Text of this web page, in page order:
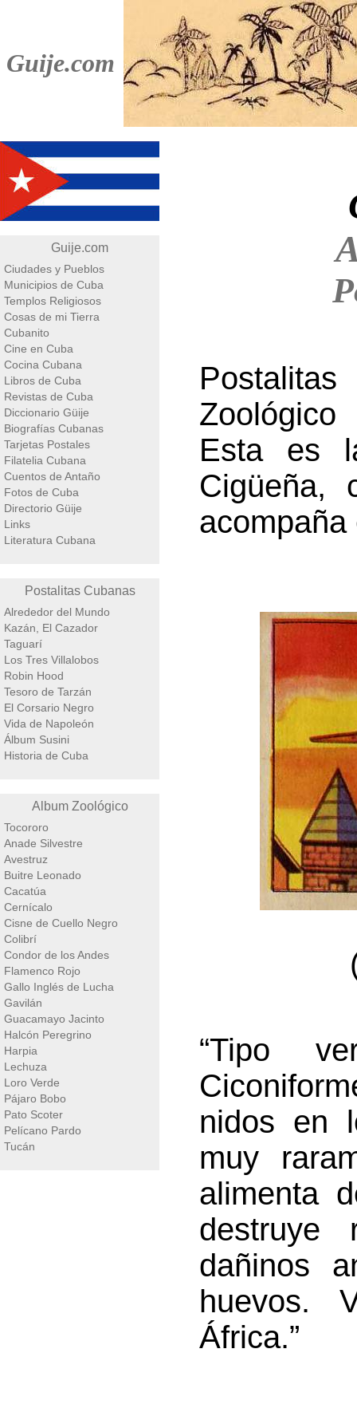
Guije.com
Guije.com
Ciudades y Pueblos
Municipios de Cuba
Templos Religiosos
Cosas de mi Tierra
Cubanito
Cine en Cuba
Cocina Cubana
Libros de Cuba
Revistas de Cuba
Diccionario Güije
Biografías Cubanas
Tarjetas Postales
Filatelia Cubana
Cuentos de Antaño
Fotos de Cuba
Directorio Güije
Links
Literatura Cubana
Postalitas Cubanas
Alrededor del Mundo
Kazán, El Cazador
Taguarí
Los Tres Villalobos
Robin Hood
Tesoro de Tarzán
El Corsario Negro
Vida de Napoleón
Álbum Susini
Historia de Cuba
Album Zoológico
Tocororo
Anade Silvestre
Avestruz
Buitre Leonado
Cacatúa
Cernícalo
Cisne de Cuello Negro
Colibrí
Condor de los Andes
Flamenco Rojo
Gallo Inglés de Lucha
Gavilán
Guacamayo Jacinto
Halcón Peregrino
Harpia
Lechuza
Loro Verde
Pájaro Bobo
Pato Scoter
Pelícano Pardo
Tucán
Esta es
Cigüeña,
“Tipo
nidos en
muy
alimenta
destruye
dañinos
huevos.
África.”